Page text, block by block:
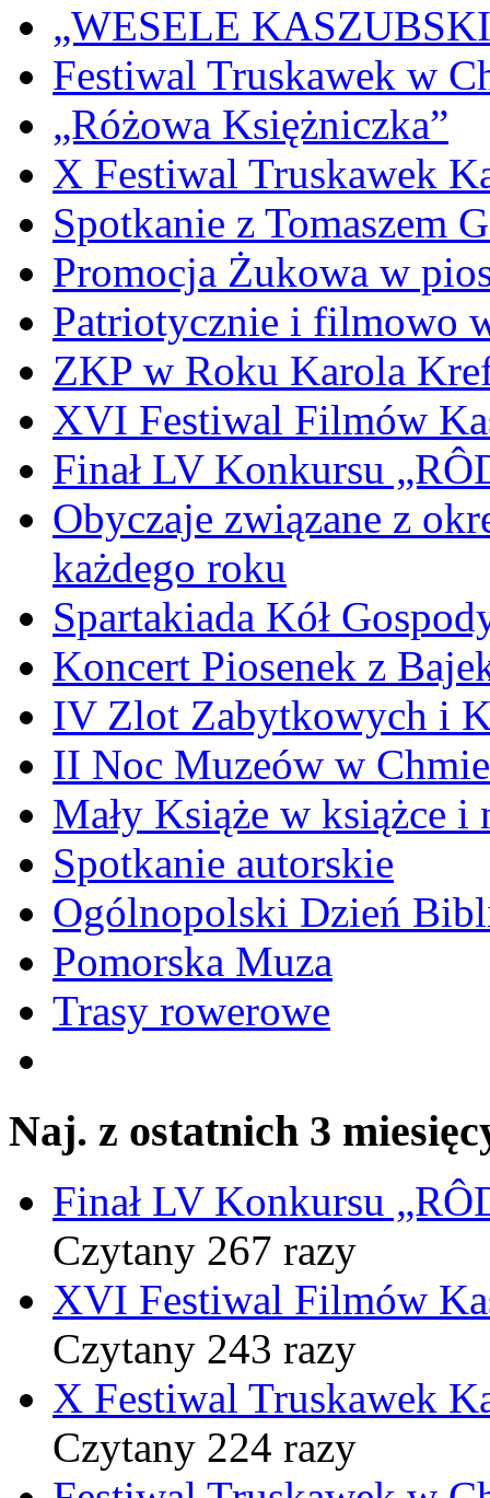
„WESELE
Festiwal Truskawek w
„Różowa Księżniczka”
X Festiwal Truskawek
Spotkanie z Tomaszem
Promocja Żukowa w
Patriotycznie i filmowo
ZKP w Roku Karola
XVI Festiwal Filmów
Finał LV Konkursu
Obyczaje związane z
każdego roku
Spartakiada Kół
Koncert Piosenek z
IV Zlot Zabytkowych i
II Noc Muzeów w
Mały Książe w książce i
Spotkanie autorskie
Ogólnopolski Dzień
Pomorska Muza
Trasy rowerowe
Naj. z ostatnich 3
Finał LV Konkursu
Czytany 267 razy
XVI Festiwal Filmów
Czytany 243 razy
X Festiwal Truskawek
Czytany 224 razy